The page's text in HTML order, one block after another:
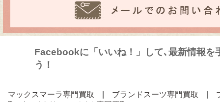
Facebookに「いいね！」して､最新情報を
う！
マックスマーラ専門買取 ブランドスーツ専門買取